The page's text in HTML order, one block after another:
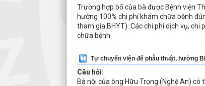
Trường hợp bố của bà được Bệnh viện
hưởng 100% chi phí khám chữa bệnh
tham gia BHYT). Các chi phí dịch vụ,
chữa bệnh.
Tự chuyển viện để phẫu thuật, hưởng
Câu hỏi:
Bà nội của ông Hữu Trọng (Nghệ An)